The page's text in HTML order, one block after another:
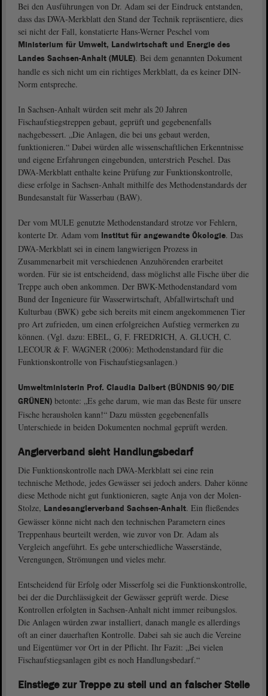
Bei den Ausführungen von Dr. Adam sei der Eindruck entstanden,
dass das DWA-Merkblatt den Stand der Technik repräsentiere, dies
sei nicht der Fall, konstatierte Hans-Werner Peschel vom
Ministerium für Umwelt, Landwirtschaft und Energie des
Landes Sachsen-Anhalt (MULE). Bei dem genannten Dokument
handle es sich nicht um ein richtiges Merkblatt, da es keiner DIN-
Norm entspreche.
In Sachsen-Anhalt würden seit mehr als 20 Jahren
Fischaufstiegstreppen gebaut, geprüft und gegebenenfalls
nachgebessert. „Die Anlagen, die bei uns gebaut werden,
funktionieren.“ Dabei würden alle wissenschaftlichen Erkenntnisse
und eigene Erfahrungen eingebunden, unterstrich Peschel. Das
DWA-Merkblatt enthalte keine Prüfung zur Funktionskontrolle,
diese erfolge in Sachsen-Anhalt mithilfe des Methodenstandards der
Bundesanstalt für Wasserbau (BAW).
Der vom MULE genutzte Methodenstandard strotze vor Fehlern,
konterte Dr. Adam vom Institut für angewandte Ökologie. Das
DWA-Merkblatt sei in einem langwierigen Prozess in
Zusammenarbeit mit verschiedenen Anzuhörenden erarbeitet
worden. Für sie ist entscheidend, dass möglichst alle Fische über die
Treppe auch oben ankommen. Der BWK-Methodenstandard vom
Bund der Ingenieure für Wasserwirtschaft, Abfallwirtschaft und
Kulturbau (BWK) gebe sich bereits mit einem angekommenen Tier
pro Art zufrieden, um einen erfolgreichen Aufstieg vermerken zu
können. (Vgl. dazu: EBEL, G, F. FREDRICH, A. GLUCH, C.
LECOUR & F. WAGNER (2006): Methodenstandard für die
Funktionskontrolle von Fischaufstiegsanlagen.)
Umweltministerin Prof. Claudia Dalbert (BÜNDNIS 90/DIE
GRÜNEN) betonte: „Es gehe darum, wie man das Beste für unsere
Fische herausholen kann!“ Dazu müssten gegebenenfalls
Unterschiede in beiden Dokumenten nochmal geprüft werden.
Anglerverband sieht Handlungsbedarf
Die Funktionskontrolle nach DWA-Merkblatt sei eine rein
technische Methode, jedes Gewässer sei jedoch anders. Daher könne
diese Methode nicht gut funktionieren, sagte Anja von der Molen-
Stolze, Landesanglerverband Sachsen-Anhalt. Ein fließendes
Gewässer könne nicht nach den technischen Parametern eines
Treppenhaus beurteilt werden, wie zuvor von Dr. Adam als
Vergleich angeführt. Es gebe unterschiedliche Wasserstände,
Verengungen, Strömungen und vieles mehr.
Entscheidend für Erfolg oder Misserfolg sei die Funktionskontrolle,
bei der die Durchlässigkeit der Gewässer geprüft werde. Diese
Kontrollen erfolgten in Sachsen-Anhalt nicht immer reibungslos.
Die Anlagen würden zwar installiert, danach mangle es allerdings
oft an einer dauerhaften Kontrolle. Dabei sah sie auch die Vereine
und Eigentümer vor Ort in der Pflicht. Ihr Fazit: „Bei vielen
Fischaufstiegsanlagen gibt es noch Handlungsbedarf.“
Einstiege zur Treppe zu steil und an falscher Stelle